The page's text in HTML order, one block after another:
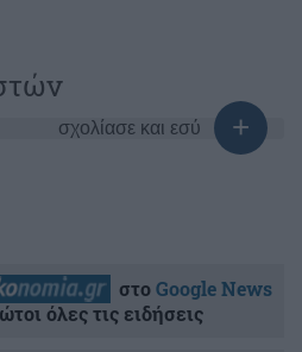
σχολίασε και εσύ
στοGoogle News
όλες τις ειδήσεις